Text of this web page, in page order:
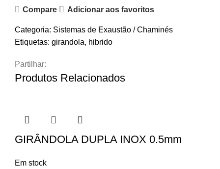
Compare Adicionar aos favoritos
Categoria: Sistemas de Exaustão / Chaminés
Etiquetas: girandola, hibrido
Partilhar:
Produtos Relacionados
GIRÂNDOLA DUPLA INOX 0.5mm
Em stock